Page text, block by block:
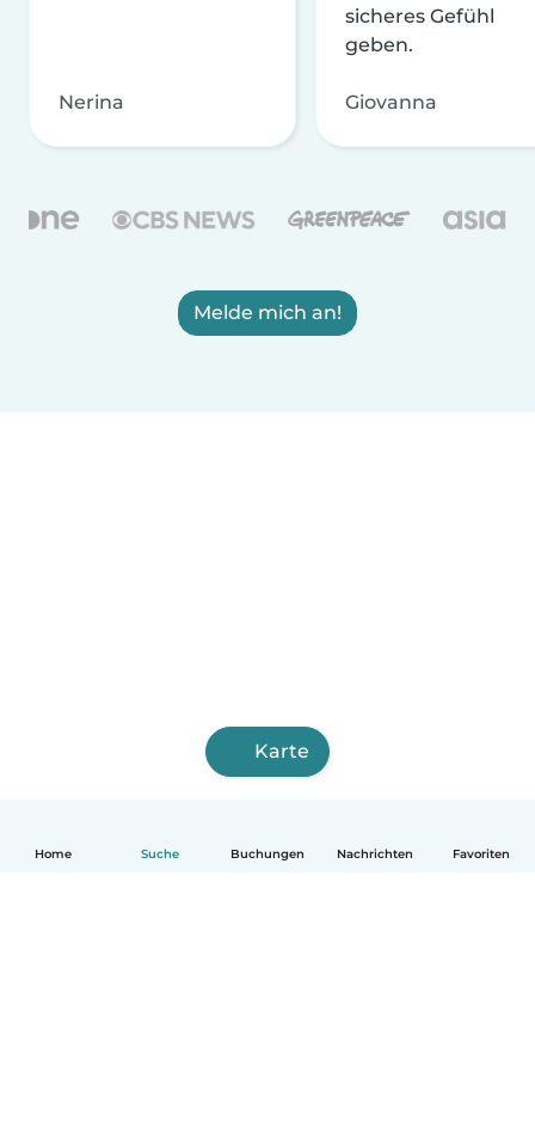
Home Suche Buchungen Nachrichten Favoriten
Nerina
sicheres Gefühl
geben.
Giovanna
Melde mich an!
Karte